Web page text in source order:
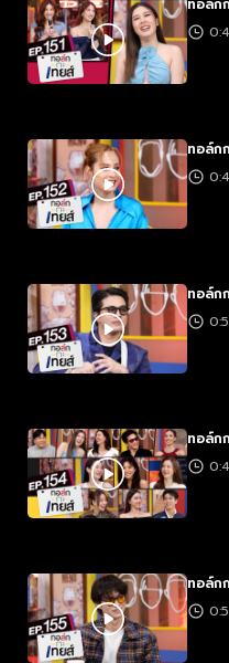
ทอล์กก
ทอล์กก
ทอล์กก
ทอล์ก
ทอล์กก